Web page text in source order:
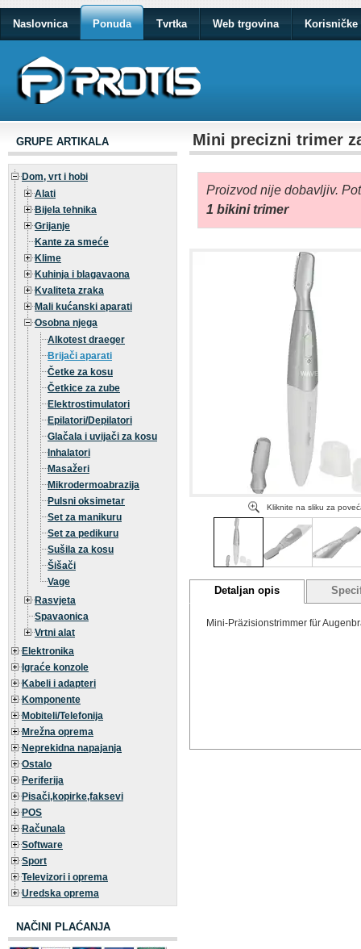
Naslovnica Ponuda Tvrtka Web trgovina Korisničke
GRUPE ARTIKALA
Dom, vrt i hobi
Alati
Bijela tehnika
Grijanje
Kante za smeće
Klime
Kuhinja i blagavaona
Kvaliteta zraka
Mali kućanski aparati
Osobna njega
Alkotest draeger
Brijači aparati
Četke za kosu
Četkice za zube
Elektrostimulatori
Epilatori/Depilatori
Glačala i uvijači za kosu
Inhalatori
Masažeri
Mikrodermoabrazija
Pulsni oksimetar
Set za manikuru
Set za pedikuru
Sušila za kosu
Šišači
Vage
Rasvjeta
Spavaonica
Vrtni alat
Elektronika
Igraće konzole
Kabeli i adapteri
Komponente
Mobiteli/Telefonija
Mrežna oprema
Neprekidna napajanja
Ostalo
Periferija
Pisači,kopirke,faksevi
POS
Računala
Software
Sport
Televizori i oprema
Uredska oprema
NAČINI PLAĆANJA
Mini precizni trimer
Proizvod nije dobavljiv.
1 bikini trimer
Kliknite na sliku za
Detaljan opis
Mini-Präzisionstrimmer für